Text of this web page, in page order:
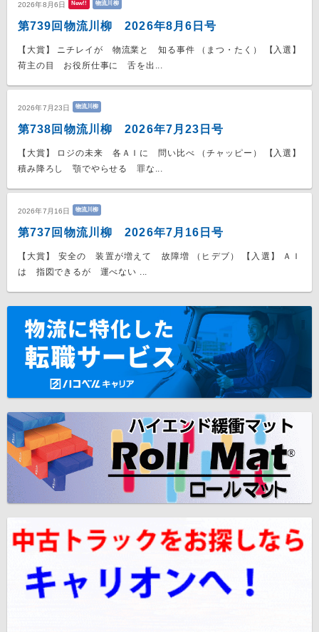
2026年8月6日 New!! 物流川柳
第739回物流川柳 2026年8月6日号
【大賞】 ニチレイが 物流業と 知る事件 （まつ・たく） 【入選】
荷主の目 お役所仕事に 舌を出...
2026年7月23日 物流川柳
第738回物流川柳 2026年7月23日号
【大賞】 ロジの未来 各ＡＩに 問い比べ （チャッピー） 【入選】
積み降ろし 顎でやらせる 罪な...
2026年7月16日 物流川柳
第737回物流川柳 2026年7月16日号
【大賞】 安全の 装置が増えて 故障増 （ヒデブ） 【入選】 ＡＩ
は 指図できるが 運べない ...